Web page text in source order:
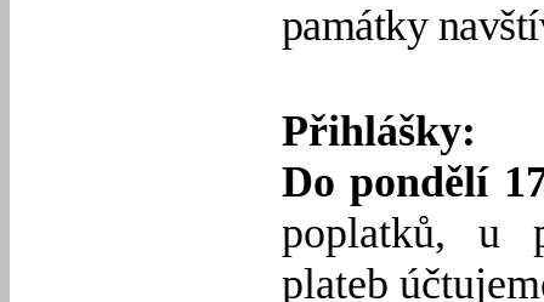
památky
Přihlášky:
Do pondělí
poplatků, u
plateb